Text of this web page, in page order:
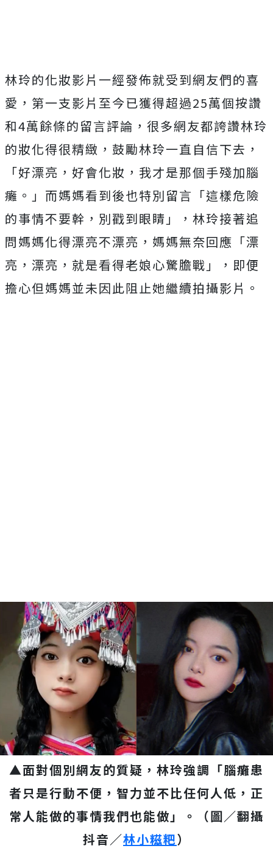
林玲的化妝影片一經發佈就受到網友們的喜
愛，第一支影片至今已獲得超過25萬個按讚
和4萬餘條的留言評論，很多網友都誇讚林玲
的妝化得很精緻，鼓勵林玲一直自信下去，
「好漂亮，好會化妝，我才是那個手殘加腦
癱。」而媽媽看到後也特別留言「這樣危險
的事情不要幹，別戳到眼睛」，林玲接著追
問媽媽化得漂亮不漂亮，媽媽無奈回應「漂
亮，漂亮，就是看得老娘心驚膽戰」，即便
擔心但媽媽並未因此阻止她繼續拍攝影片。
▲面對個別網友的質疑，林玲強調「腦癱患
者只是行動不便，智力並不比任何人低，正
常人能做的事情我們也能做」。（圖／翻攝
抖音／林小糍粑）